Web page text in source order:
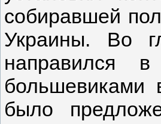
собиравшей
Украины. Во
направился
большевиками
было